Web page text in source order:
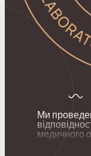
Ми
медичного